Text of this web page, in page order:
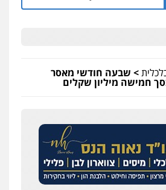
> שבעה חודשי מאסר
חמישה מיליון שקלים